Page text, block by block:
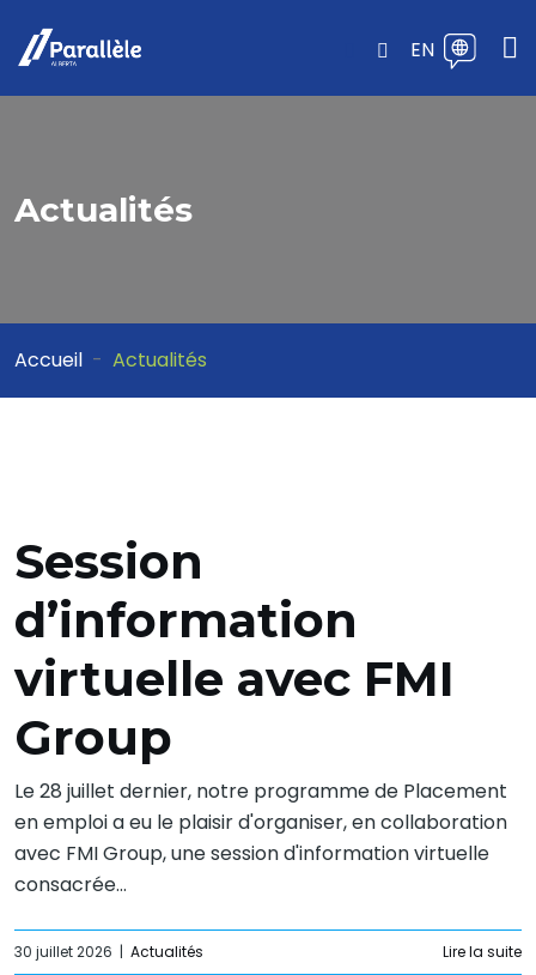
EN
Actualités
Accueil Actualités
Session
d’information
virtuelle avec FMI
Group
Le 28 juillet dernier, notre programme de Placement
en emploi a eu le plaisir d'organiser, en collaboration
avec FMI Group, une session d'information virtuelle
consacrée...
30 juillet 2026 | Actualités Lire la suite